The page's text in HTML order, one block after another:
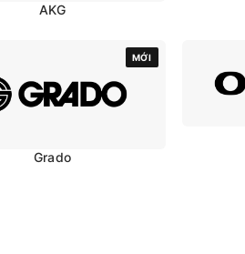
AKG
MỚI
Grado